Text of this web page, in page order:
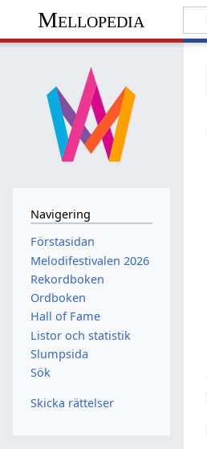
Mellopedia
Navigering
Förstasidan
Melodifestivalen 2026
Rekordboken
Ordboken
Hall of Fame
Listor och statistik
Slumpsida
Sök
Skicka rättelser